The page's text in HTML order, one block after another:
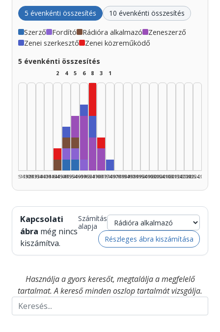
5 évenkénti összesítés 10 évenkénti összesítés
Szerző Fordító Rádióra alkalmazó
Zeneszerző
Zenei szerkesztő
Zenei közreműködő
5 évenkénti összesítés
1925–1929
1930–1934
1935–1939
1940–1944
2
Rádióra alkalmazó, 1945–1949: 1
Zenei közreműködő, 1945–1949: 1
1945–1949
4
Szerző, 1950–1954: 1
Fordító, 1950–1954: 1
Rádióra alkalmazó, 1950–1954: 1
Zenei szerkesztő, 1950–1954: 1
1950–1954
5
Szerző, 1955–1959: 1
Fordító, 1955–1959: 1
Rádióra alkalmazó, 1955–1959: 1
1955–1959
6
Fordító, 1960–1964: 1
Zenei szerkesztő, 1960–1964: 1
1960–1964
8
Zeneszerző, 1965–1969: 3
1965–1969
3
Zenei közreműködő,
1970–1974
1
Zenei szerkesztő, 1975–1979:
1975–1979
1980–1984
1985–1989
1990–1994
1995–1999
2000–2004
2005–2009
2010–2014
2015–2019
2020–2024
2025–2026
Kapcsolati
ábra még nincs
kiszámítva.
Számítás
alapja
Részleges ábra kiszámítása
Használja a gyors keresőt, megtalálja a megfelelő
tartalmat. A kereső minden oszlop tartalmát vizsgálja.